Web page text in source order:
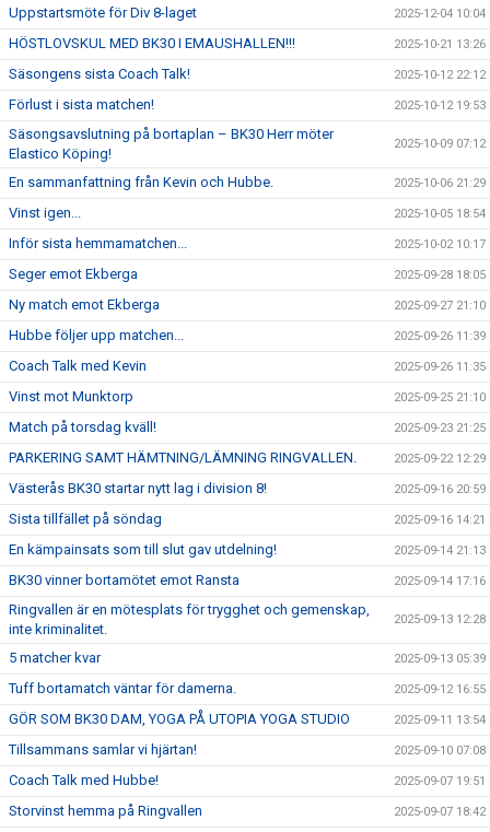
Uppstartsmöte för Div 8-laget 2025-12-04 10:04
HÖSTLOVSKUL MED BK30 I EMAUSHALLEN!!! 2025-10-21 13:26
Säsongens sista Coach Talk! 2025-10-12 22:12
Förlust i sista matchen! 2025-10-12 19:53
Säsongsavslutning på bortaplan – BK30 Herr möter
Elastico Köping!
2025-10-09 07:12
En sammanfattning från Kevin och Hubbe. 2025-10-06 21:29
Vinst igen... 2025-10-05 18:54
Inför sista hemmamatchen... 2025-10-02 10:17
Seger emot Ekberga 2025-09-28 18:05
Ny match emot Ekberga 2025-09-27 21:10
Hubbe följer upp matchen... 2025-09-26 11:39
Coach Talk med Kevin 2025-09-26 11:35
Vinst mot Munktorp 2025-09-25 21:10
Match på torsdag kväll! 2025-09-23 21:25
PARKERING SAMT HÄMTNING/LÄMNING RINGVALLEN. 2025-09-22 12:29
Västerås BK30 startar nytt lag i division 8! 2025-09-16 20:59
Sista tillfället på söndag 2025-09-16 14:21
En kämpainsats som till slut gav utdelning! 2025-09-14 21:13
BK30 vinner bortamötet emot Ransta 2025-09-14 17:16
Ringvallen är en mötesplats för trygghet och gemenskap,
inte kriminalitet.
2025-09-13 12:28
5 matcher kvar 2025-09-13 05:39
Tuff bortamatch väntar för damerna. 2025-09-12 16:55
GÖR SOM BK30 DAM, YOGA PÅ UTOPIA YOGA STUDIO 2025-09-11 13:54
Tillsammans samlar vi hjärtan! 2025-09-10 07:08
Coach Talk med Hubbe! 2025-09-07 19:51
Storvinst hemma på Ringvallen 2025-09-07 18:42